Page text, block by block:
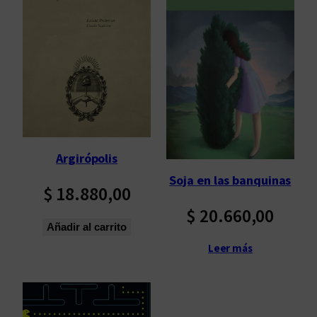
Argirópolis
$ 18.880,00
Añadir al carrito
Soja en las banquinas
$ 20.660,00
Leer más